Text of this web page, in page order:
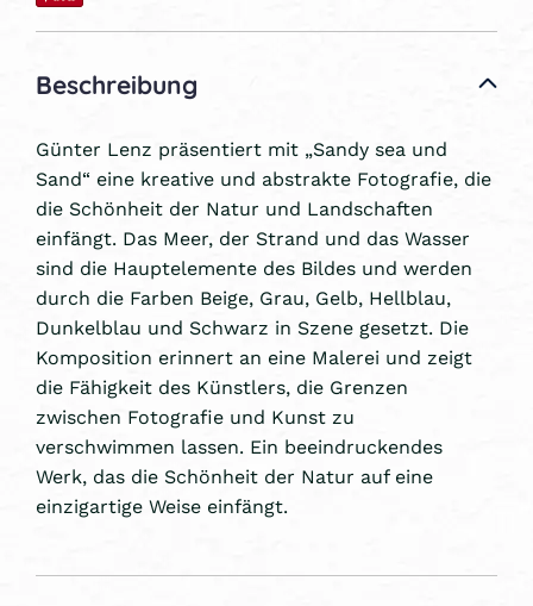
Beschreibung
Günter Lenz präsentiert mit „Sandy sea und
Sand“ eine kreative und abstrakte Fotografie, die
die Schönheit der Natur und Landschaften
einfängt. Das Meer, der Strand und das Wasser
sind die Hauptelemente des Bildes und werden
durch die Farben Beige, Grau, Gelb, Hellblau,
Dunkelblau und Schwarz in Szene gesetzt. Die
Komposition erinnert an eine Malerei und zeigt
die Fähigkeit des Künstlers, die Grenzen
zwischen Fotografie und Kunst zu
verschwimmen lassen. Ein beeindruckendes
Werk, das die Schönheit der Natur auf eine
einzigartige Weise einfängt.